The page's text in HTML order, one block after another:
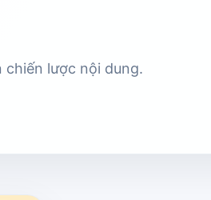
chiến lược nội dung.